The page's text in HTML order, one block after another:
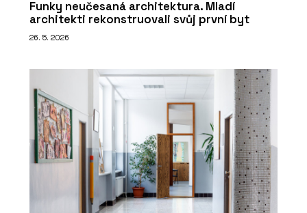
Funky neučesaná architektura. Mladí
architekti rekonstruovali svůj první byt
26. 5. 2026